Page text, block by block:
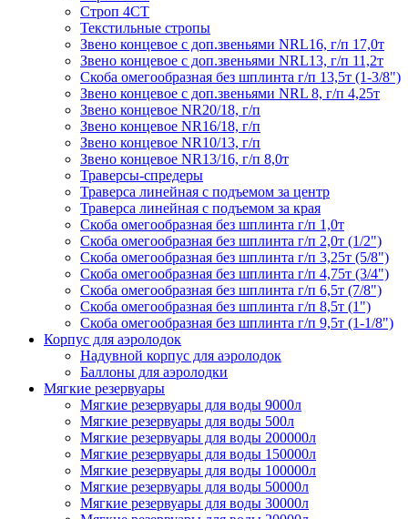
Строп 4СТ
Текстильные стропы
Звено концевое с доп.звеньями NRL16, г/п 17,0т
Звено концевое с доп.звеньями NRL13, г/п 11,2т
Скоба омегообразная без шплинта г/п 13,5т (1-3/8")
Звено концевое с доп.звеньями NRL 8, г/п 4,25т
Звено концевое NR20/18, г/п
Звено концевое NR16/18, г/п
Звено концевое NR10/13, г/п
Звено концевое NR13/16, г/п 8,0т
Траверсы-спредеры
Траверса линейная с подъемом за центр
Траверса линейная с подъемом за края
Скоба омегообразная без шплинта г/п 1,0т
Скоба омегообразная без шплинта г/п 2,0т (1/2")
Скоба омегообразная без шплинта г/п 3,25т (5/8")
Скоба омегообразная без шплинта г/п 4,75т (3/4")
Скоба омегообразная без шплинта г/п 6,5т (7/8")
Скоба омегообразная без шплинта г/п 8,5т (1")
Скоба омегообразная без шплинта г/п 9,5т (1-1/8")
Корпус для аэролодок
Надувной корпус для аэролодок
Баллоны для аэролодки
Мягкие резервуары
Мягкие резервуары для воды 9000л
Мягкие резервуары для воды 500л
Мягкие резервуары для воды 200000л
Мягкие резервуары для воды 150000л
Мягкие резервуары для воды 100000л
Мягкие резервуары для воды 50000л
Мягкие резервуары для воды 30000л